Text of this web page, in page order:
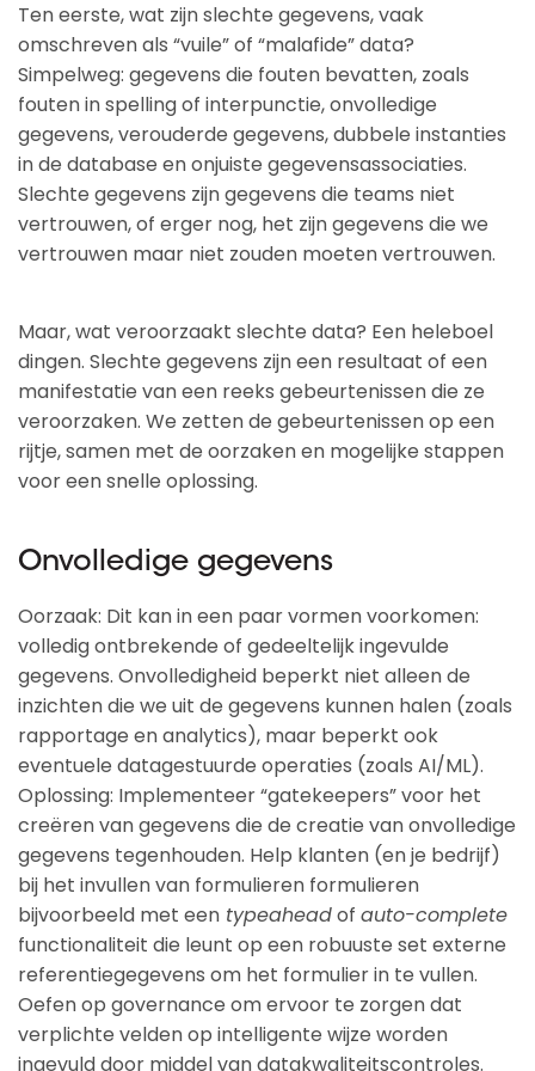
Ten eerste, wat zijn slechte gegevens, vaak
omschreven als “vuile” of “malafide” data?
Simpelweg: gegevens die fouten bevatten, zoals
fouten in spelling of interpunctie, onvolledige
gegevens, verouderde gegevens, dubbele instanties
in de database en onjuiste gegevensassociaties.
Slechte gegevens zijn gegevens die teams niet
vertrouwen, of erger nog, het zijn gegevens die we
vertrouwen maar niet zouden moeten vertrouwen.
Maar, wat veroorzaakt slechte data? Een heleboel
dingen. Slechte gegevens zijn een resultaat of een
manifestatie van een reeks gebeurtenissen die ze
veroorzaken. We zetten de gebeurtenissen op een
rijtje, samen met de oorzaken en mogelijke stappen
voor een snelle oplossing.
Onvolledige gegevens
Oorzaak: Dit kan in een paar vormen voorkomen:
volledig ontbrekende of gedeeltelijk ingevulde
gegevens. Onvolledigheid beperkt niet alleen de
inzichten die we uit de gegevens kunnen halen (zoals
rapportage en analytics), maar beperkt ook
eventuele datagestuurde operaties (zoals AI/ML).
Oplossing: Implementeer “gatekeepers” voor het
creëren van gegevens die de creatie van onvolledige
gegevens tegenhouden. Help klanten (en je bedrijf)
bij het invullen van formulieren formulieren
bijvoorbeeld met een typeaheadof auto-complete
functionaliteit die leunt op een robuuste set externe
referentiegegevens om het formulier in te vullen.
Oefen op governance om ervoor te zorgen dat
verplichte velden op intelligente wijze worden
ingevuld door middel van datakwaliteitscontroles.